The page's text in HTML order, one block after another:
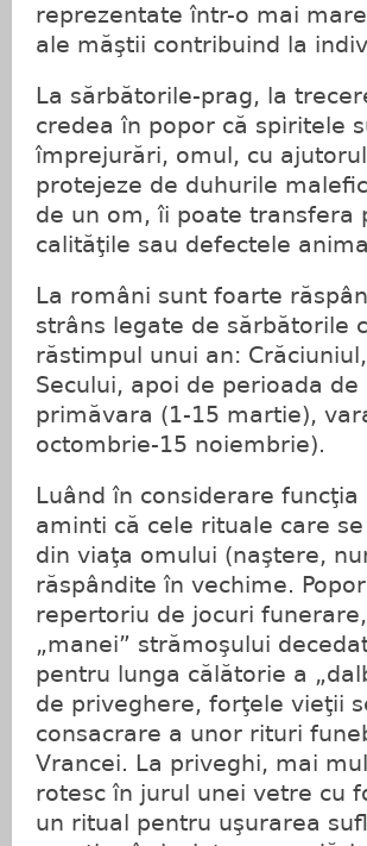
reprezentate într-o mai
ale măştii contribuind la
La sărbătorile-prag, la
credea în popor că spiritele
împrejurări, omul, cu
protejeze de duhurile
de un om, îi poate transfera
calităţile sau defectele
La români sunt foarte
strâns legate de sărbătorile
răstimpul unui an:
Secului, apoi de perioada
primăvara (1-15 martie),
octombrie-15 noiembrie).
Luând în considerare
aminti că cele rituale care
din viaţa omului (naştere,
răspândite în vechime.
repertoriu de jocuri
„manei” strămoşului
pentru lunga călătorie a
de priveghere, forţele vieţii
consacrare a unor rituri
Vrancei. La priveghi, mai
rotesc în jurul unei vetre cu
un ritual pentru uşurarea